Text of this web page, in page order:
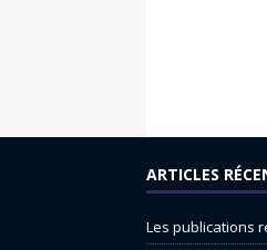
ARTICLES
Les publications